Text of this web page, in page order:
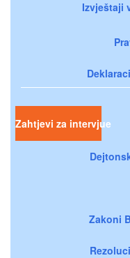
Izvještaji
Zahtjevi za intervjue
Zakoni